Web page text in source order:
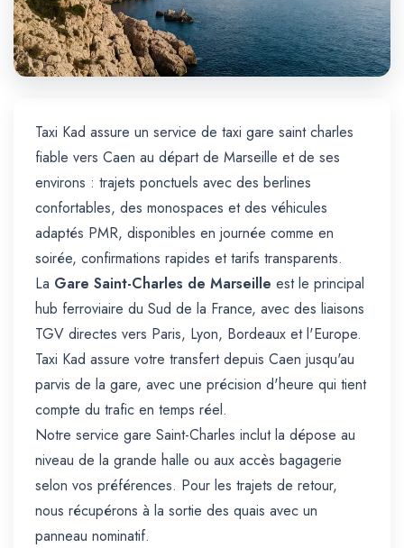
Taxi Kad assure un service de taxi gare saint charles
fiable vers Caen au départ de Marseille et de ses
environs : trajets ponctuels avec des berlines
confortables, des monospaces et des véhicules
adaptés PMR, disponibles en journée comme en
soirée, confirmations rapides et tarifs transparents.
La Gare Saint-Charles de Marseille est le principal
hub ferroviaire du Sud de la France, avec des liaisons
TGV directes vers Paris, Lyon, Bordeaux et l'Europe.
Taxi Kad assure votre transfert depuis Caen jusqu'au
parvis de la gare, avec une précision d'heure qui tient
compte du trafic en temps réel.
Notre service gare Saint-Charles inclut la dépose au
niveau de la grande halle ou aux accès bagagerie
selon vos préférences. Pour les trajets de retour,
nous récupérons à la sortie des quais avec un
panneau nominatif.